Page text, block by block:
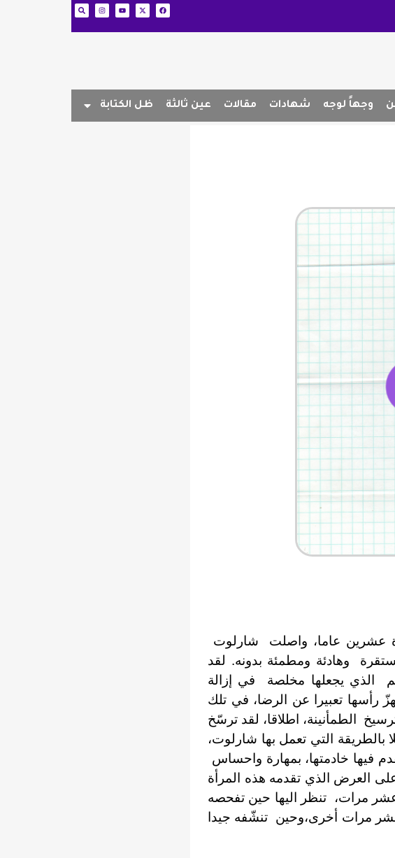
وجهاً لوجه شهادات مقالات عين ثالثة ظل الكتابة
عشرين عاما، واصلت شارلوت
وهادئة ومطمئة بدونه. لقد
الذي يجعلها مخلصة في إزالة
رأسها تعبيرا عن الرضا، في تلك
الطمأنينة، اطلاقا، لقد ترسّخ
بالطريقة التي تعمل بها شارلوت،
فيها خادمتها، بمهارة واحساس
على العرض الذي تقدمه هذه المرأة
عشر مرات، تنظر اليها حين تفحصه
مرات أخرى،وحين تنشّفه جيدا